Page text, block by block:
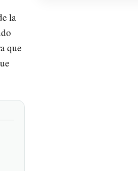
la
que